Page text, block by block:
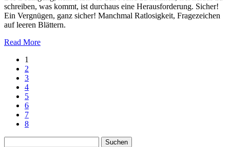
schreiben, was kommt, ist durchaus eine Herausforderung. Sicher!
Ein Vergnügen, ganz sicher! Manchmal Ratlosigkeit, Fragezeichen
auf leeren Blättern.
Read More
1
2
3
4
5
6
7
8